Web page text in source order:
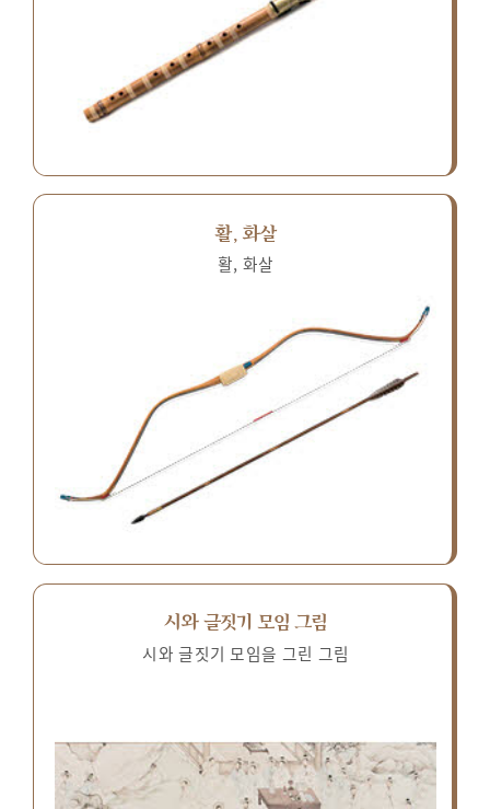
활, 화살
활, 화살
시와 글짓기 모임 그림
시와 글짓기 모임을 그린 그림